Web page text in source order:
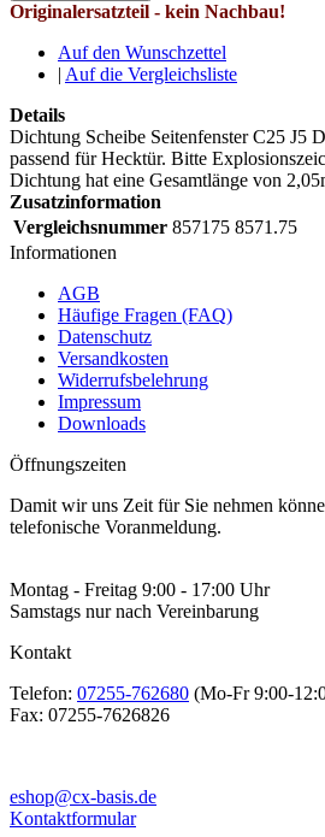
Originalersatzteil - kein Nachbau!
Auf den Wunschzettel
| Auf die Vergleichsliste
Details
Dichtung Scheibe Seitenfenster C25 J5
passend für Hecktür. Bitte
Dichtung hat eine Gesamtlänge von
Zusatzinformation
Vergleichsnummer 857175 8571.75
Informationen
AGB
Häufige Fragen (FAQ)
Datenschutz
Versandkosten
Widerrufsbelehrung
Impressum
Downloads
Öffnungszeiten
Damit wir uns Zeit für Sie nehmen
telefonische Voranmeldung.
Montag - Freitag 9:00 - 17:00 Uhr
Samstags nur nach Vereinbarung
Kontakt
Telefon: 07255-762680 (Mo-Fr 9:00-
Fax: 07255-7626826
eshop@cx-basis.de
Kontaktformular